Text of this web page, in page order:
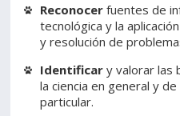
Reconocerfuentes de
tecnológica y la
y resolución de
Identificary valorar las
la ciencia en general y
particular.